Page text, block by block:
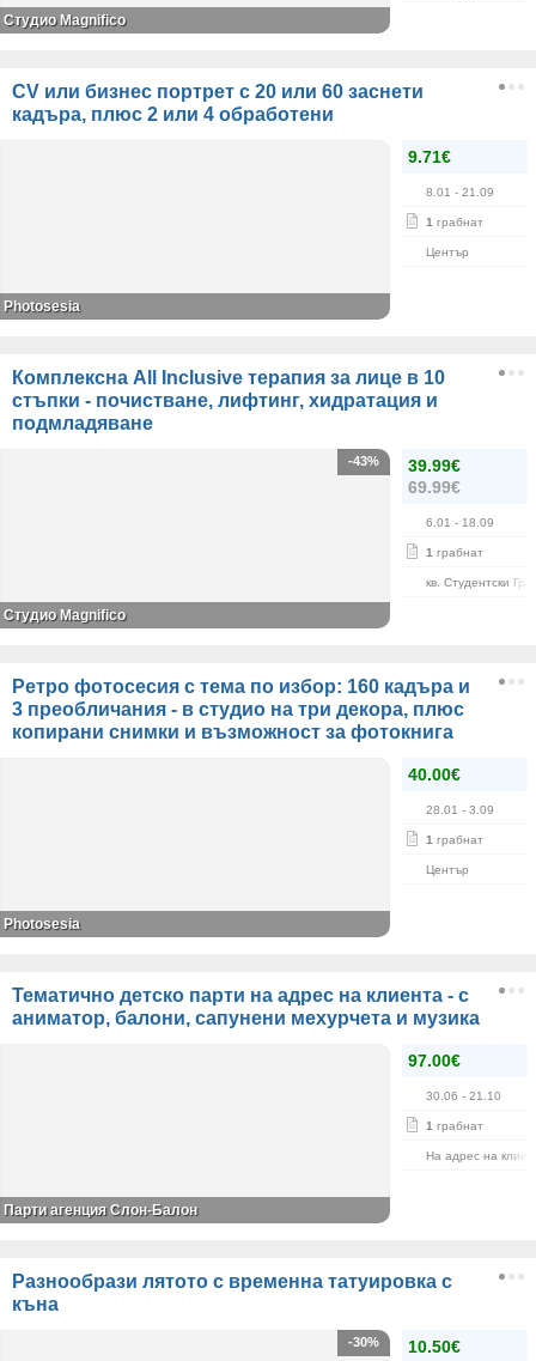
Студио Magnifico
CV или бизнес портрет с 20 или 60 заснети
кадъра, плюс 2 или 4 обработени
9.71€
8.01 - 21.09
1 грабнат
Център
Photosesia
Комплексна All Inclusive терапия за лице в 10
стъпки - почистване, лифтинг, хидратация и
подмладяване
39.99€
69.99€
6.01 - 18.09
1 грабнат
кв. Студентски
-43%
Студио Magnifico
Ретро фотосесия с тема по избор: 160 кадъра и
3 преобличания - в студио на три декора, плюс
копирани снимки и възможност за фотокнига
40.00€
28.01 - 3.09
1 грабнат
Център
Photosesia
Тематично детско парти на адрес на клиента - с
аниматор, балони, сапунени мехурчета и музика
97.00€
30.06 - 21.10
1 грабнат
На адрес на
Парти агенция Слон-Балон
Разнообрази лятото с временна татуировка с
къна
10.50€
-30%